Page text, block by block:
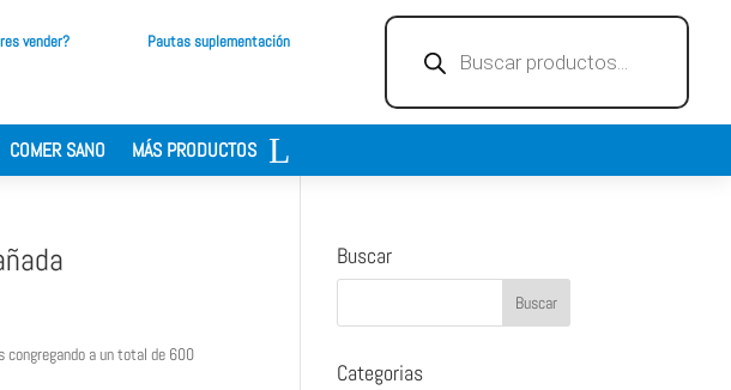
vender? Pautas suplementación
productos
COMER SANO MÁS PRODUCTOS
congregando a un total de 600
Buscar
Categorias